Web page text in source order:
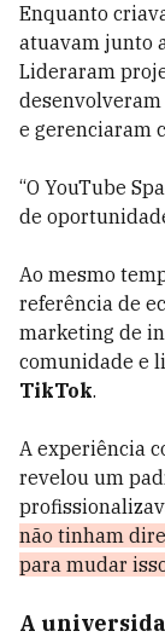
Enquanto
atuavam junto
Lideraram
desenvolveram
e gerenciaram
“O YouTube
de
Ao mesmo
referência de
marketing de
comunidade e
TikTok.
A experiência
revelou um
não tinham
para mudar
A